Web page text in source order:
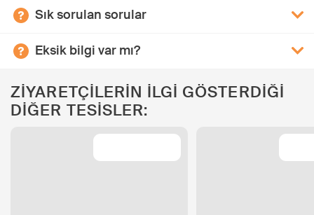
Sık sorulan sorular
Eksik bilgi var mı?
ZİYARETÇİLERİN İLGİ GÖSTERDİĞİ
DİĞER TESİSLER: